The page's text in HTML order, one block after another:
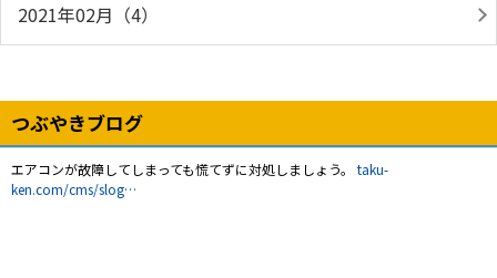
2021年02月（4）
つぶやきブログ